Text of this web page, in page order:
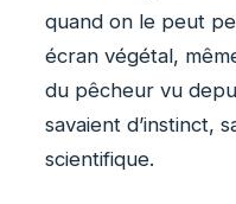
quand on le peut
écran végétal,
du pêcheur vu
savaient d’instinct,
scientifique.